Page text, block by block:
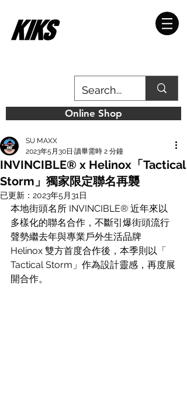
Online Shop
INVINCIBLE® x Helinox「Tactical
Storm」獨家限定聯名再襲
SU MAXX
2023年5月30日 讀畢需時 2 分鐘
已更新： 2023年5月31日
本地街頭名所 INVINCIBLE® 近年來以
多樣化的聯名合作，不斷引爆街頭流行
聲勢繼去年與專業戶外生活品牌
Helinox 雙方首度合作後，本季則以「
Tactical Storm」作為設計靈感，再度展
開合作。